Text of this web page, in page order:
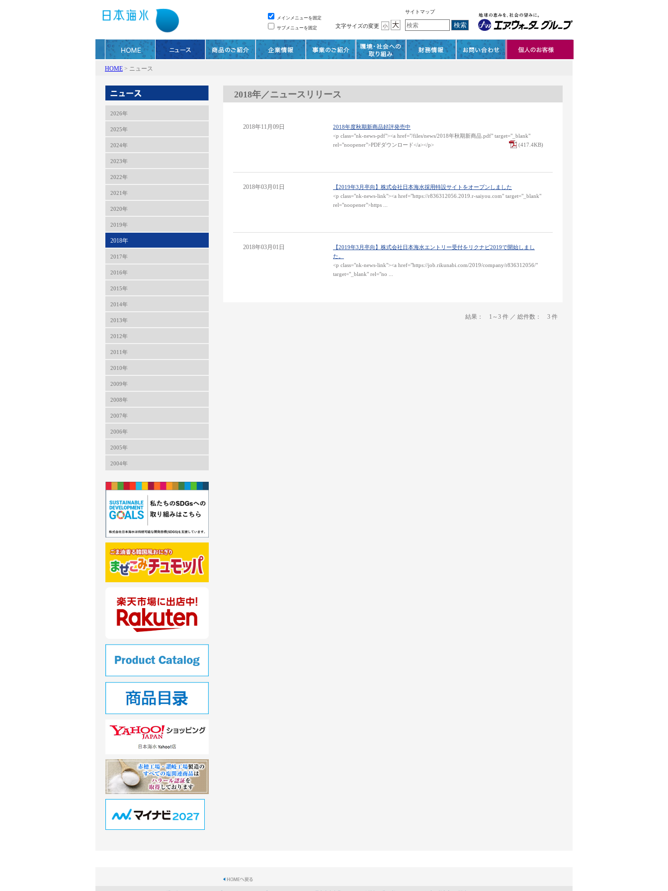
メインメニューを固定
サブメニューを固定
文字サイズの変更
サイトマップ
HOME > ニュース
2018年／ニュースリリース
2018年11月09日
2018年度秋期新商品好評発売中
<p class="nk-news-pdf"><a href="/files/news/2018年秋期新商品.pdf" target="_blank"
rel="noopener">PDFダウンロード</a></p>
(417.4KB)
2018年03月01日
【2019年3月卒向】株式会社日本海水採用特設サイトをオープンしました
<p class="nk-news-link"><a href="https://r836312056.2019.r-saiyou.com" target="_blank"
rel="noopener">https ...
2018年03月01日
【2019年3月卒向】株式会社日本海水エントリー受付をリクナビ2019で開始しまし
た。
<p class="nk-news-link"><a href="https://job.rikunabi.com/2019/company/r836312056/"
target="_blank" rel="no ...
結果： 1～3 件 ／ 総件数： 3 件
2026年
2025年
2024年
2023年
2022年
2021年
2020年
2019年
2018年
2017年
2016年
2015年
2014年
2013年
2012年
2011年
2010年
2009年
2008年
2007年
2006年
2005年
2004年